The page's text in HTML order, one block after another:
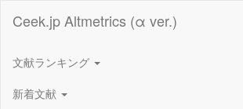
Ceek.jp Altmetrics (α ver.)
文献ランキング
新着文献